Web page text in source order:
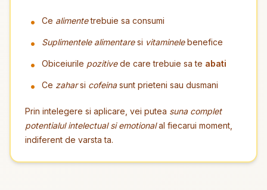
Ce alimentetrebuie sa consumi
Suplimentele alimentaresi vitaminelebenefice
Obiceiurile pozitivede care trebuie sa te abati
Ce zaharsi cofeinasunt prieteni sau dusmani
Prin intelegere si aplicare, vei putea suna complet
potentialul intelectual si emotionalal fiecarui moment,
indiferent de varsta ta.